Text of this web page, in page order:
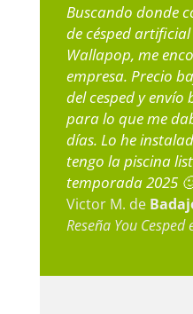
Buscando donde
de césped
Wallapop, me
empresa. Precio
del cesped y
para lo que me
días. Lo he
tengo la piscina
temporada 2025
Victor M. de
Reseña You Cesped